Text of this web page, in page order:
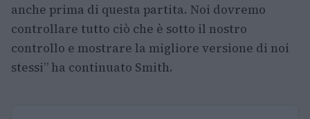
anche prima di questa partita. Noi dovremo
controllare tutto ciò che è sotto il nostro
controllo e mostrare la migliore versione di noi
stessi” ha continuato Smith.